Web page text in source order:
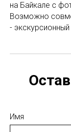
на Байкале с
Возможно
- экскурсионный
Имя